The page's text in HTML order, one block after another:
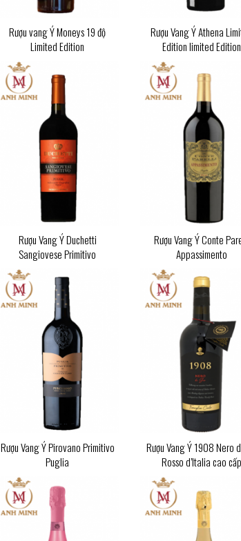
Rượu vang Ý Moneys 19 độ
Limited Edition
Rượu Vang Ý Athena
Edition limited Edition
Rượu Vang Ý Duchetti
Sangiovese Primitivo
Rượu Vang Ý Conte
Appassimento
Rượu Vang Ý Pirovano Primitivo
Puglia
Rượu Vang Ý 1908 Nero
Rosso d’Italia cao